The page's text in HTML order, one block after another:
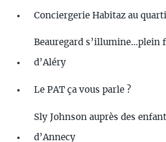
Conciergerie Habitaz au
Beauregard s’illumine...plein
d’Aléry
Le PAT ça vous parle ?
Sly Johnson auprès des
d’Annecy